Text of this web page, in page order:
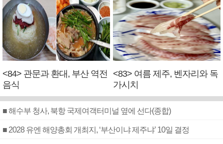
<84> 관문과 환대, 부산 역전
음식
<83> 여름 제주, 벤자리와 독
가시치
■ 해수부 청사, 북항 국제여객터미널 옆에 선다(종합)
■ 2028 유엔 해양총회 개최지, ‘부산이냐 제주냐’ 10일 결정